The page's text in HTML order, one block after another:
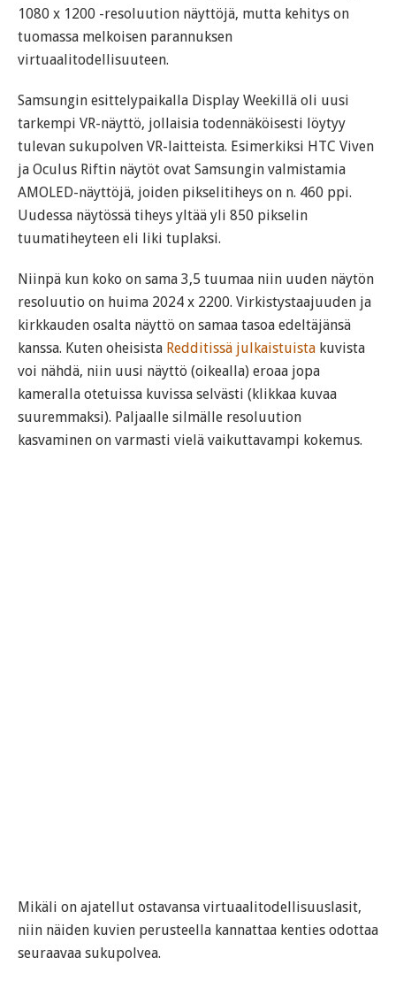
1080 x 1200 -resoluution näyttöjä, mutta kehitys on
tuomassa melkoisen parannuksen
virtuaalitodellisuuteen.
Samsungin esittelypaikalla Display Weekillä oli uusi
tarkempi VR-näyttö, jollaisia todennäköisesti löytyy
tulevan sukupolven VR-laitteista. Esimerkiksi HTC Viven
ja Oculus Riftin näytöt ovat Samsungin valmistamia
AMOLED-näyttöjä, joiden pikselitiheys on n. 460 ppi.
Uudessa näytössä tiheys yltää yli 850 pikselin
tuumatiheyteen eli liki tuplaksi.
Niinpä kun koko on sama 3,5 tuumaa niin uuden näytön
resoluutio on huima 2024 x 2200. Virkistystaajuuden ja
kirkkauden osalta näyttö on samaa tasoa edeltäjänsä
kanssa. Kuten oheisista Redditissä julkaistuista kuvista
voi nähdä, niin uusi näyttö (oikealla) eroaa jopa
kameralla otetuissa kuvissa selvästi (klikkaa kuvaa
suuremmaksi). Paljaalle silmälle resoluution
kasvaminen on varmasti vielä vaikuttavampi kokemus.
Mikäli on ajatellut ostavansa virtuaalitodellisuuslasit,
niin näiden kuvien perusteella kannattaa kenties odottaa
seuraavaa sukupolvea.